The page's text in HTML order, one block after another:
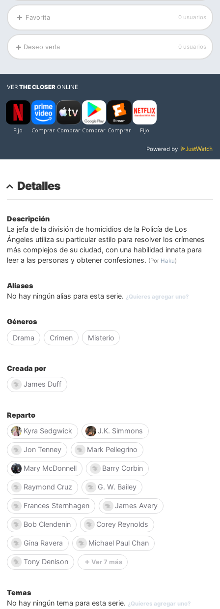
Favorita 0 usuarios
Deseo verla 0 usuarios
VERTHE CLOSER ONLINE
Powered by
Detalles
Descripción
La jefa de la división de homicidios de la Policía de Los
Ángeles utiliza su particular estilo para resolver los crímenes
más complejos de su ciudad, con una habilidad innata para
leer a las personas y obtener confesiones. (Por Haku)
Aliases
No hay ningún alias para esta serie. ¿Quieres agregar uno?
Géneros
Drama
Crimen Misterio
Creada por
James Duff
Reparto
Kyra Sedgwick
J.K. Simmons
Jon Tenney Mark Pellegrino
Mary McDonnell Barry Corbin
Raymond Cruz G. W. Bailey
Frances Sternhagen James Avery
Bob Clendenin Corey Reynolds
Gina Ravera Michael Paul Chan
Tony Denison Ver 7 más
Temas
No hay ningún tema para esta serie. ¿Quieres agregar uno?